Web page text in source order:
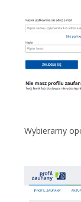
Wybieramy